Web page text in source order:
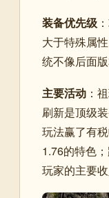
装备优先级
大于特殊属
统不像后面
主要活动 ：
刷新是顶级
玩法赢了有
1.76的特色
玩家的主要收